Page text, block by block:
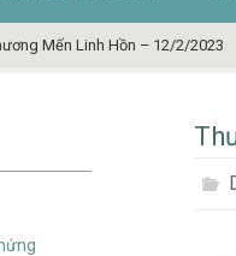
Mến Linh Hồn – 12/2/2023